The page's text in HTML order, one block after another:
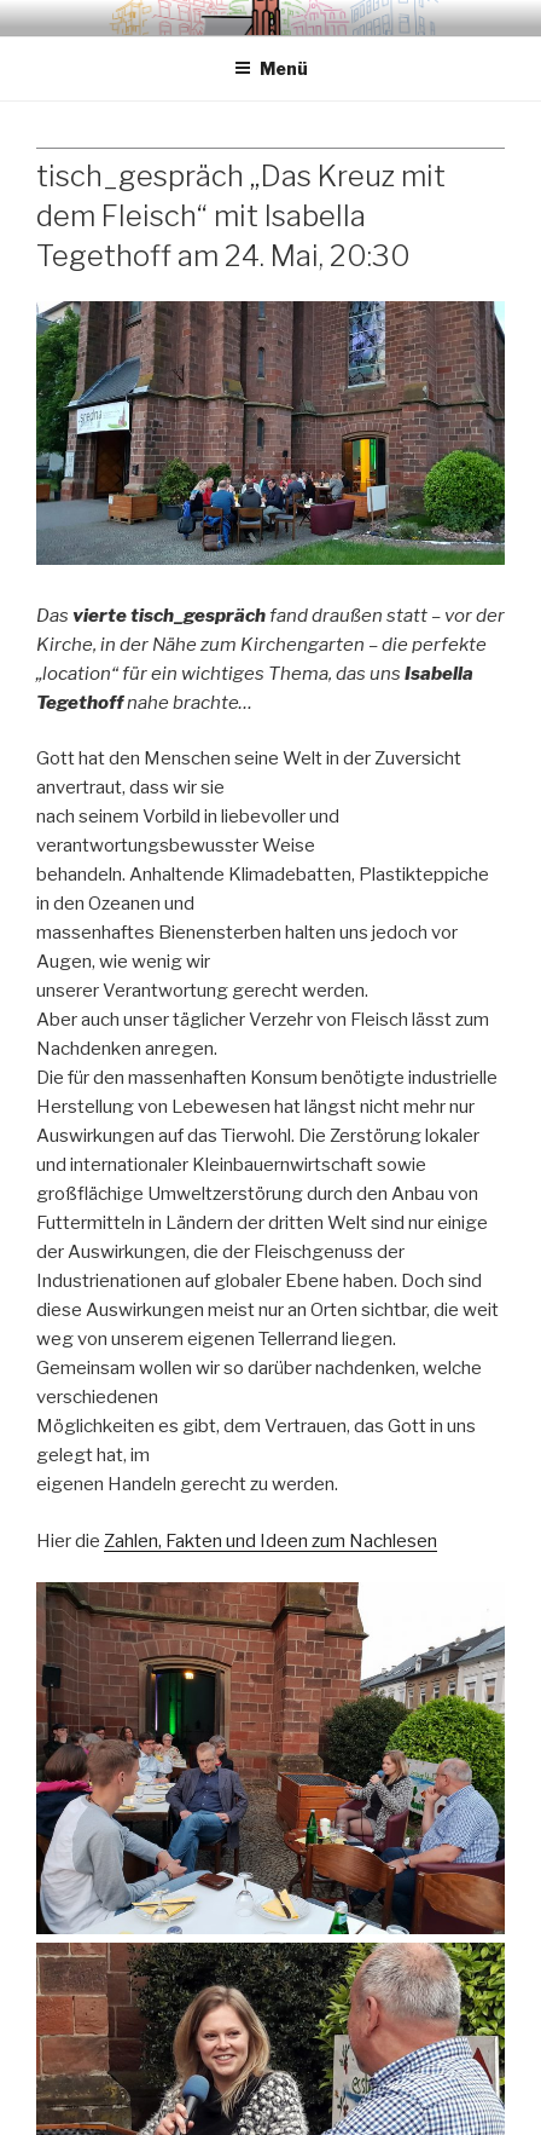
Zum
Inhalt
.sredna – anders.
Menü
tisch_gespräch „Das Kreuz mit
dem Fleisch“ mit Isabella
Tegethoff am 24. Mai, 20:30
Das vierte tisch_gesprächfand draußen statt – vor der
Kirche, in der Nähe zum Kirchengarten – die perfekte
„location“ für ein wichtiges Thema, das uns Isabella
Tegethoffnahe brachte…
Gott hat den Menschen seine Welt in der Zuversicht
anvertraut, dass wir sie
nach seinem Vorbild in liebevoller und
verantwortungsbewusster Weise
behandeln. Anhaltende Klimadebatten, Plastikteppiche
in den Ozeanen und
massenhaftes Bienensterben halten uns jedoch vor
Augen, wie wenig wir
unserer Verantwortung gerecht werden.
Aber auch unser täglicher Verzehr von Fleisch lässt zum
Nachdenken anregen.
Die für den massenhaften Konsum benötigte industrielle
Herstellung von Lebewesen hat längst nicht mehr nur
Auswirkungen auf das Tierwohl. Die Zerstörung lokaler
und internationaler Kleinbauernwirtschaft sowie
großflächige Umweltzerstörung durch den Anbau von
Futtermitteln in Ländern der dritten Welt sind nur einige
der Auswirkungen, die der Fleischgenuss der
Industrienationen auf globaler Ebene haben. Doch sind
diese Auswirkungen meist nur an Orten sichtbar, die weit
weg von unserem eigenen Tellerrand liegen.
Gemeinsam wollen wir so darüber nachdenken, welche
verschiedenen
Möglichkeiten es gibt, dem Vertrauen, das Gott in uns
gelegt hat, im
eigenen Handeln gerecht zu werden.
Hier die Zahlen, Fakten und Ideen zum Nachlesen